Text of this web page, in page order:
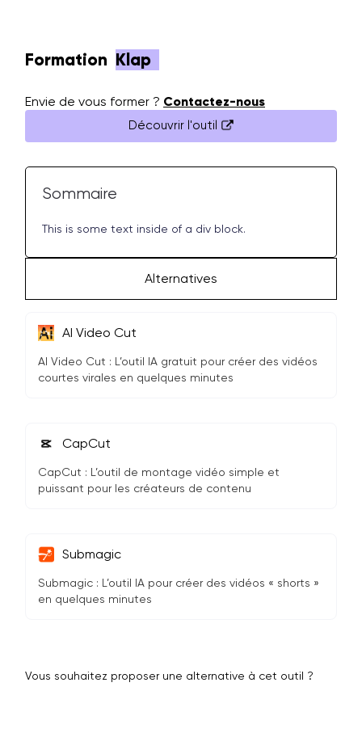
Formation Klap
Envie de vous former ? Contactez-nous
Découvrir l'outil
Sommaire
This is some text inside of a div block.
Alternatives
AI Video Cut
AI Video Cut : L’outil IA gratuit pour créer des vidéos
courtes virales en quelques minutes
CapCut
CapCut : L’outil de montage vidéo simple et
puissant pour les créateurs de contenu
Submagic
Submagic : L’outil IA pour créer des vidéos « shorts »
en quelques minutes
Vous souhaitez proposer une alternative à cet outil ?